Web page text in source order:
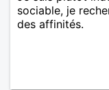
sociable, je
des affinités.